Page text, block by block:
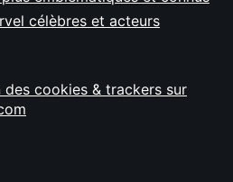
célèbres et acteurs
cookies & trackers sur